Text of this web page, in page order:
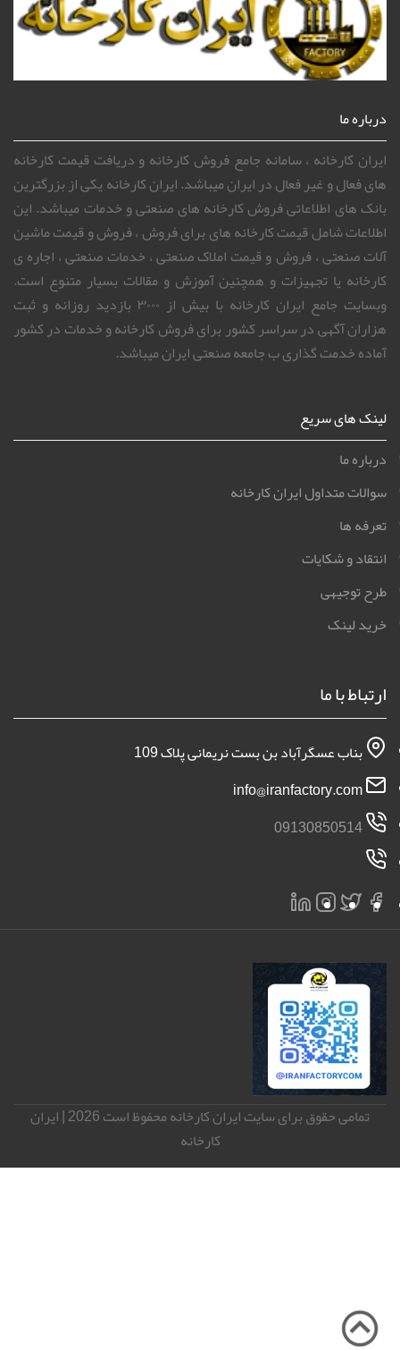
درباره ما
ایران کارخانه ، سامانه جامع فروش کارخانه و دریافت قیمت کارخانه
های فعال و غیر فعال در ایران میباشد. ایران کارخانه یکی از بزرگترین
بانک های اطلاعاتی فروش کارخانه های صنعتی و خدمات میباشد. این
اطلاعات شامل قیمت کارخانه های برای فروش ، فروش و قیمت ماشین
آلات صنعتی ، فروش و قیمت املاک صنعتی ، خدمات صنعتی ، اجاره ی
کارخانه یا تجهیزات و همچنین آموزش و مقالات بسیار متنوع است.
وبسایت جامع ایران کارخانه با بیش از ۳۰۰۰ بازدید روزانه و ثبت
هزاران آگهی در سراسر کشور برای فروش کارخانه و خدمات در کشور
آماده خدمت گذاری ب جامعه صنعتی ایران میباشد.
لینک های سریع
درباره ما
سوالات متداول ایران کارخانه
تعرفه ها
انتقاد و شکایات
طرح توجیهی
خرید لینک
ارتباط با ما
بناب عسگرآباد بن بست نریمانی پلاک 109
09130850514
تمامی حقوق برای سایت ایران کارخانه محفوظ است 2026 | ایران
کارخانه